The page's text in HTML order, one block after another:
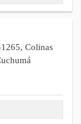
Colinas